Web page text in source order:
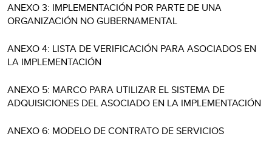
ANEXO 3: IMPLEMENTACIÓN POR PARTE DE UNA
ORGANIZACIÓN NO GUBERNAMENTAL
ANEXO 4: LISTA DE VERIFICACIÓN PARA ASOCIADOS EN
LA IMPLEMENTACIÓN
ANEXO 5: MARCO PARA UTILIZAR EL SISTEMA DE
ADQUISICIONES DEL ASOCIADO EN LA IMPLEMENTACIÓN
ANEXO 6: MODELO DE CONTRATO DE SERVICIOS